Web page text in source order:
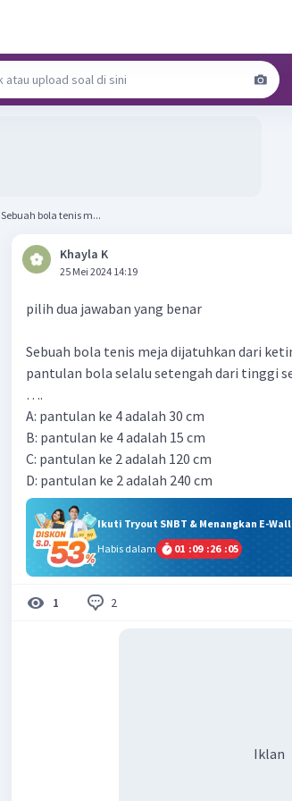
pilih dua jawaban yang benar Sebuah bola tenis m...
Khayla K
25 Mei 2024 14:19
pilih dua jawaban yang benar
Sebuah bola tenis meja dijatuhkan dari
pantulan bola selalu setengah dari tinggi
….
A: pantulan ke 4 adalah 30 cm
B: pantulan ke 4 adalah 15 cm
C: pantulan ke 2 adalah 120 cm
D: pantulan ke 2 adalah 240 cm
Ikuti Tryout SNBT & Menangkan E-
Habis dalam
01 :09 :26 :04
1 2
Iklan